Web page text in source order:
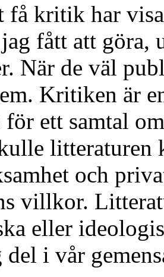
få kritik har
fått att göra,
När de väl
Kritiken är
för ett samtal
litteraturen
och
villkor.
eller
i vår